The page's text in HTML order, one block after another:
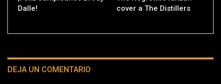
Dalle!
cover a The Distillers
DEJA UN COMENTARIO